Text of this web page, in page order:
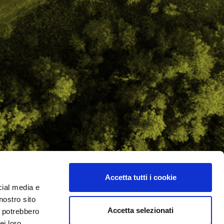
media e
sito
Accetta tutti i cookie
Accetta selezionati
162 srl